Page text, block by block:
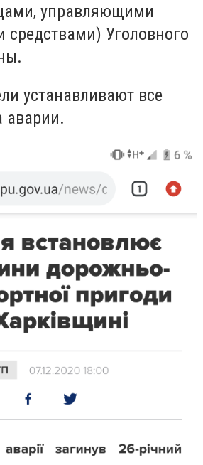
управляющими
средствами) Уголовного
устанавливают все
аварии.